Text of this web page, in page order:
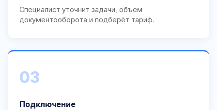
Специалист уточнит задачи, объём
документооборота и подберёт тариф.
03
Подключение